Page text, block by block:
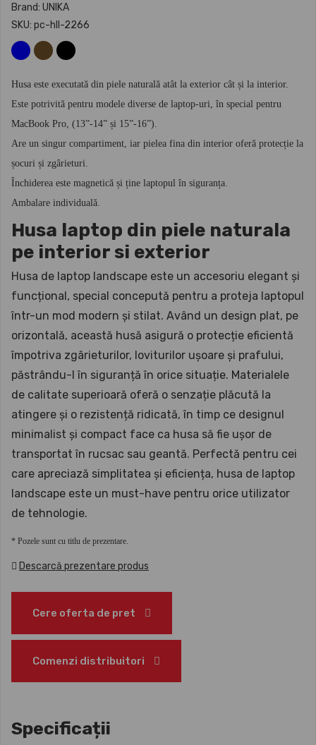
Brand: UNIKA
SKU: pc-hll-2266
Husa este executată din piele naturală atât la exterior cât și la interior.
Este potrivită pentru modele diverse de laptop-uri, în special pentru
MacBook Pro, (13”-14” și 15”-16”).
Are un singur compartiment, iar pielea fina din interior oferă protecție la
șocuri și zgârieturi.
Închiderea este magnetică și ține laptopul în siguranța.
Ambalare individuală.
Husa laptop din piele naturala
pe interior si exterior
Husa de laptop landscape este un accesoriu elegant și
funcțional, special concepută pentru a proteja laptopul
într-un mod modern și stilat. Având un design plat, pe
orizontală, această husă asigură o protecție eficientă
împotriva zgârieturilor, loviturilor ușoare și prafului,
păstrându-l în siguranță în orice situație. Materialele
de calitate superioară oferă o senzație plăcută la
atingere și o rezistență ridicată, în timp ce designul
minimalist și compact face ca husa să fie ușor de
transportat în rucsac sau geantă. Perfectă pentru cei
care apreciază simplitatea și eficiența, husa de laptop
landscape este un must-have pentru orice utilizator
de tehnologie.
* Pozele sunt cu titlu de prezentare.
Descarcă prezentare produs
Cere oferta de pret
Comenzi distribuitori
Specificații